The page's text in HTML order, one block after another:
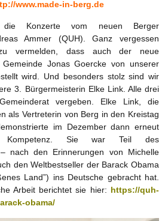
www.made-in-berg.de
die Konzerte vom neuen Berger
Ammer (QUH). Ganz vergessen
vermelden, dass auch der neue
Jonas Goercke von unserer
wird. Und besonders stolz sind wir
3. Bürgermeisterin Elke Link. Alle drei
vergeben. Elke Link, die
als Vertreterin von Berg in den Kreistag
im Dezember dann erneut
Kompetenz. Sie war Teil des
nach den Erinnerungen von Michelle
den Weltbestseller der Barack Obama
Land”) ins Deutsche gebracht hat.
Arbeit berichtet sie hier: https://quh-
obama/